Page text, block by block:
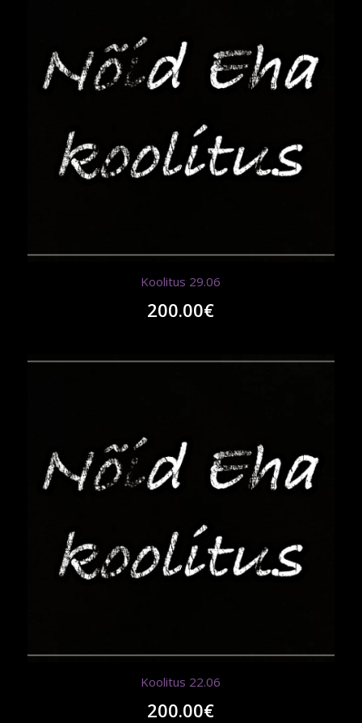
Koolitus 29.06
200.00€
Koolitus 22.06
200.00€